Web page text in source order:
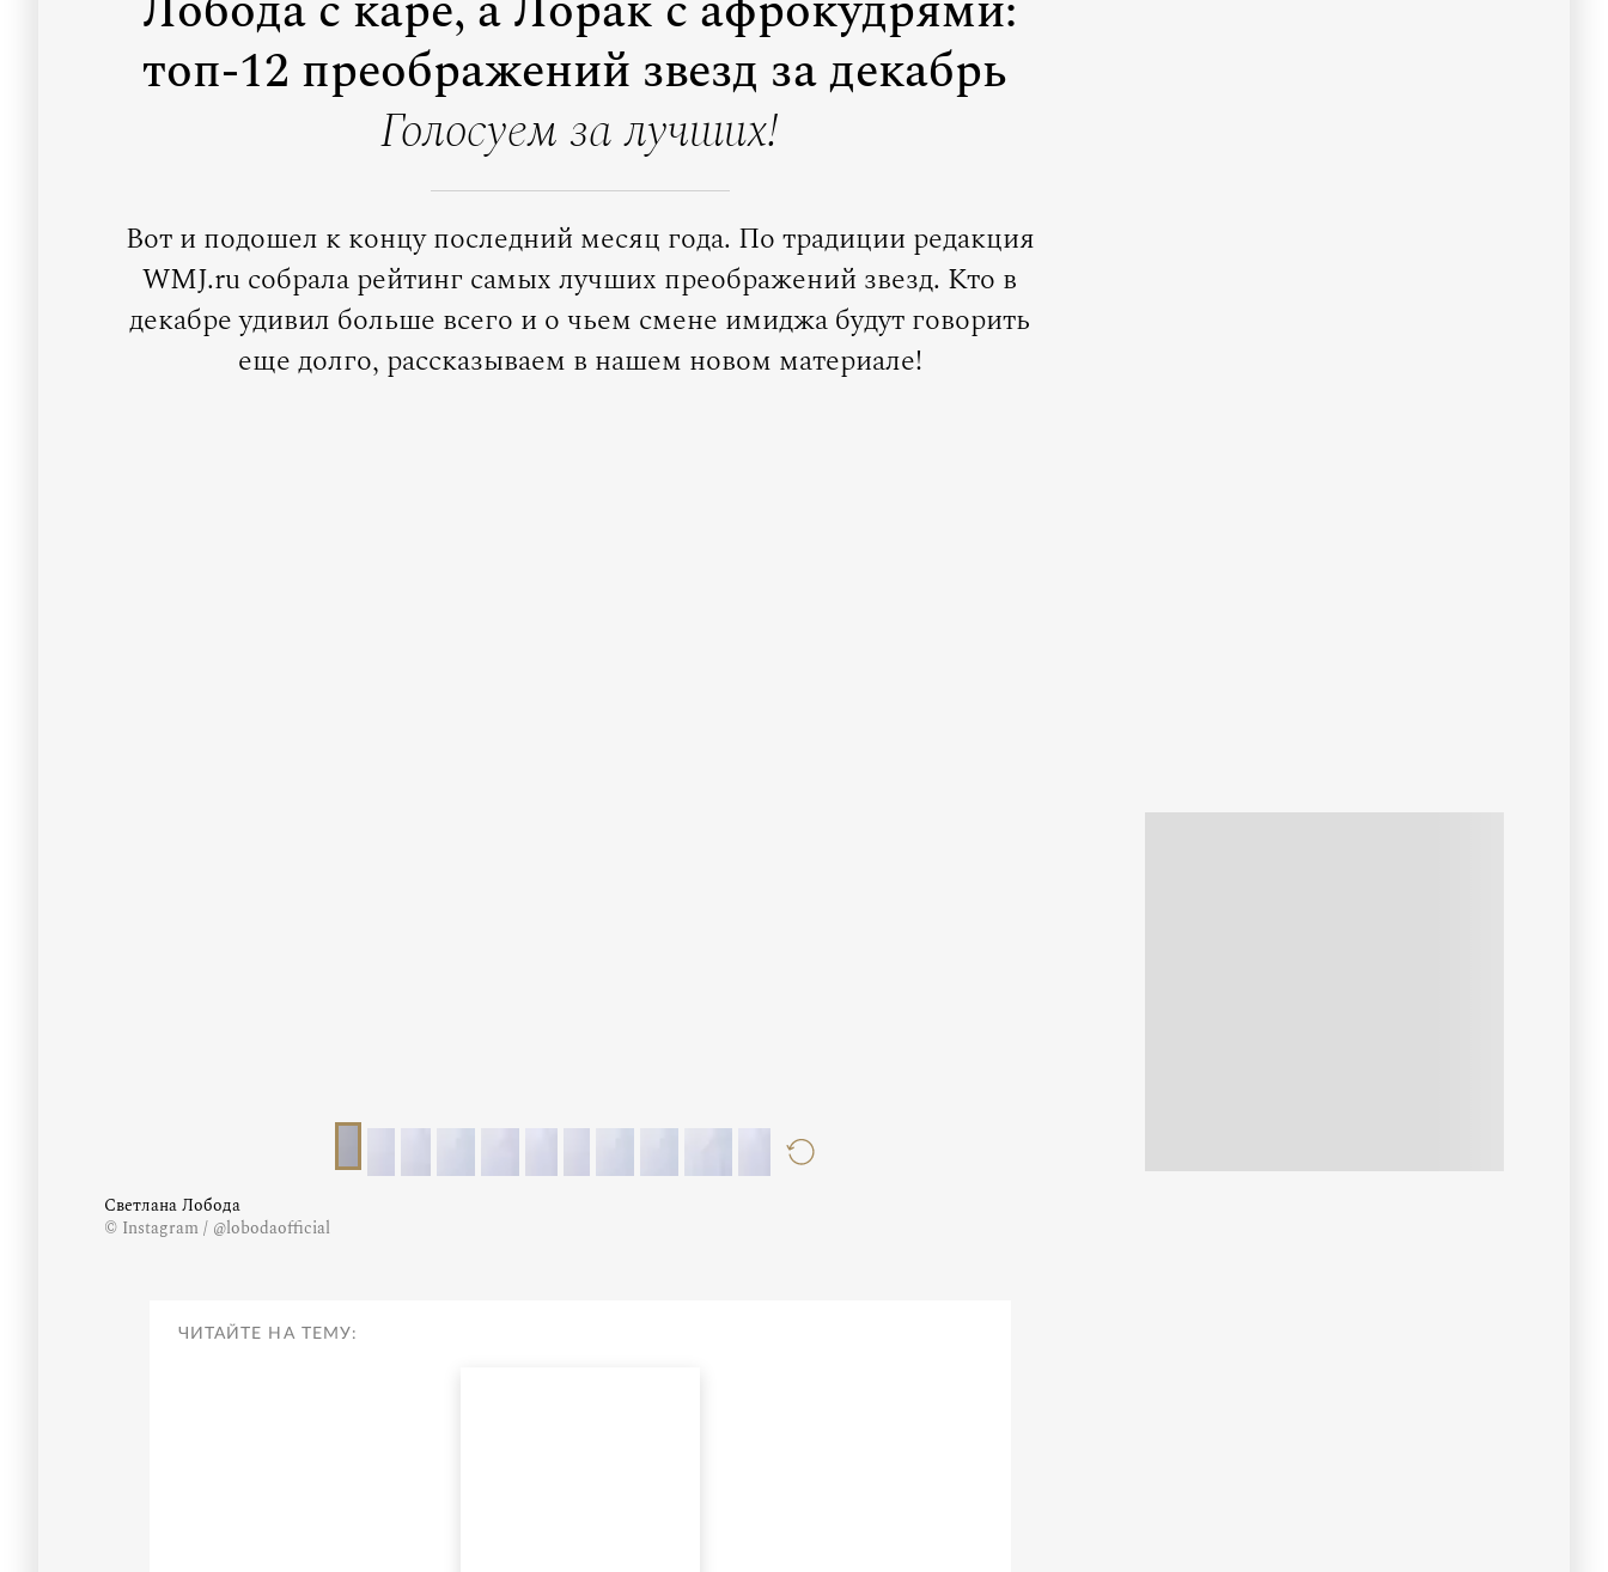
топ-12 преображений звезд за декабрь
Голосуем за лучших!
Вот и подошел к концу последний месяц года. По традиции редакция
WMJ.ru собрала рейтинг самых лучших преображений звезд. Кто в
декабре удивил больше всего и о чьем смене имиджа будут говорить
еще долго, рассказываем в нашем новом материале!
Светлана Лобода
© Instagram / @lobodaofficial
ЧИТАЙТЕ НА ТЕМУ: